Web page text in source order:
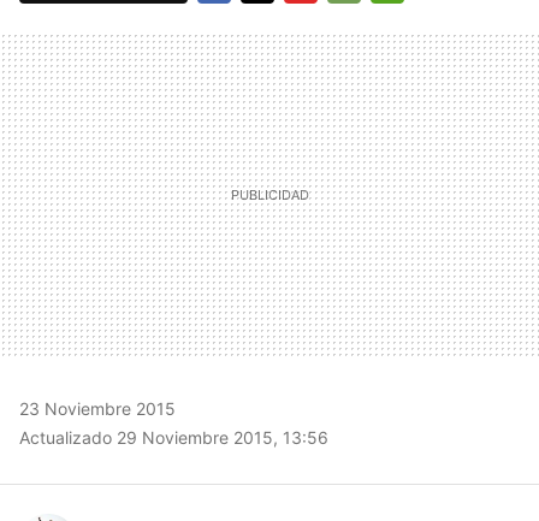
MAIL
23 Noviembre 2015
Actualizado 29 Noviembre 2015, 13:56